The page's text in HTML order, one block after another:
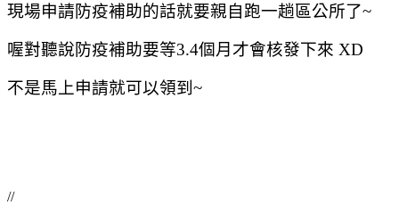
現場申請防疫補助的話就要親自跑一趟區公所了~
喔對聽說防疫補助要等3.4個月才會核發下來 XD
不是馬上申請就可以領到~
//